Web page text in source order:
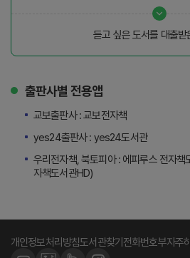
듣고 싶은 도서를 대출받
출판사별 전용앱
교보출판사 : 교보전자책
yes24출판사 : yes24도서관
우리전자책, 북토피아 : 에피루스 전자
자책도서관HD)
개인정보처리방침도서관찾기 전화번호부자주